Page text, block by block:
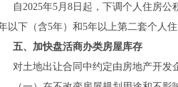
2025年5月8日起，下调个人住房公积
以下（含5年）和5年以上第二套个人
五、加快盘活商办类房屋库存
土地出让合同中约定由房地产开发